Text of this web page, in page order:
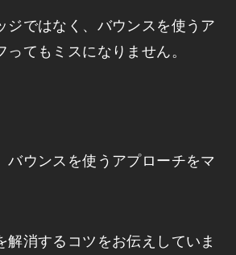
ジではなく、バウンスを使うア
ってもミスになりません。
バウンスを使うアプローチをマ
解消するコツをお伝えしていま